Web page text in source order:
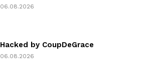
06.08.2026
Hacked by CoupDeGrace
06.08.2026